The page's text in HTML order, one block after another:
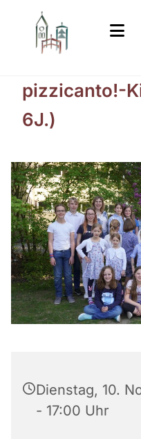
pizzicanto!-
6J.)
Dienstag, 10.
- 17:00 Uhr